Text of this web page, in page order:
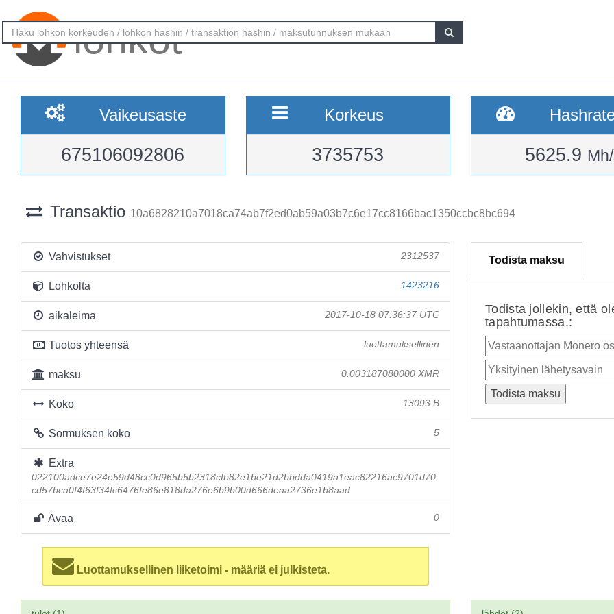
lohkot
Vaikeusaste
675106092806
Korkeus
3735753 5625.9
Transaktio 10a6828210a7018ca74ab7f2ed0ab59a03b7c6e17cc8166bac1350ccbc8bc694
Vahvistukset 2312537
Lohkolta 1423216
aikaleima 2017-10-18 07:36:37 UTC
Tuotos yhteensä luottamuksellinen
maksu 0.003187080000 XMR
Koko 13093 B
Sormuksen koko 5
Extra
022100adce7e24e59d48cc0d965b5b2318cfb82e1be21d2bbdda0419a1eac82216ac9701d70
cd57bca0f4f63f34fc6476fe86e818da276e6b9b00d666deaa2736e1b8aad
Avaa 0
Luottamuksellinen liiketoimi - määriä ei julkisteta.
Todista maksu
Todista jollekin, että
tapahtumassa.: